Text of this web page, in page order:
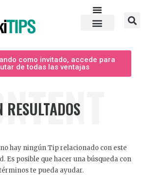
de herramientas
como invitado, accede para
de todas las ventajas
RESULTADOS
hay ningún Tip relacionado con este
Es posible que hacer una búsqueda con
te pueda ayudar.